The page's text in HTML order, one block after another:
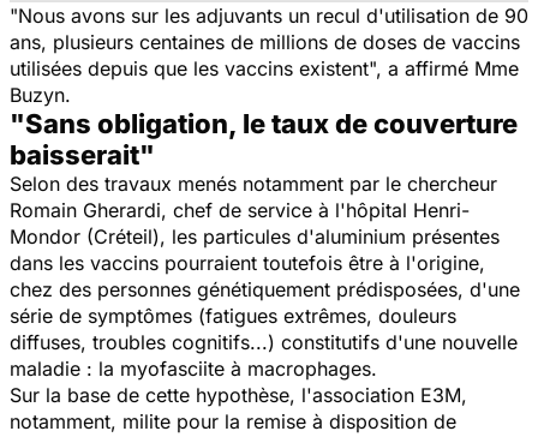
"Nous avons sur les adjuvants un recul d'utilisation de 90
ans, plusieurs centaines de millions de doses de vaccins
utilisées depuis que les vaccins existent", a affirmé Mme
Buzyn.
"Sans obligation, le taux de couverture
baisserait"
Selon des travaux menés notamment par le chercheur
Romain Gherardi, chef de service à l'hôpital Henri-
Mondor (Créteil), les particules d'aluminium présentes
dans les vaccins pourraient toutefois être à l'origine,
chez des personnes génétiquement prédisposées, d'une
série de symptômes (fatigues extrêmes, douleurs
diffuses, troubles cognitifs...) constitutifs d'une nouvelle
maladie : la myofasciite à macrophages.
Sur la base de cette hypothèse, l'association E3M,
notamment, milite pour la remise à disposition de